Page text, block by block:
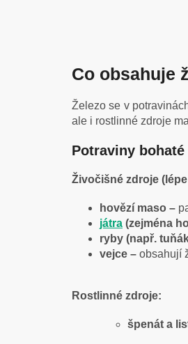
Co obsahuje
Železo se v
ale i rostlinné zdroje
Potraviny bohaté
Živočišné zdroje
hovězí maso –
játra (zejména
ryby (např.
vejce – obsahují
Rostlinné zdroje:
špenát a